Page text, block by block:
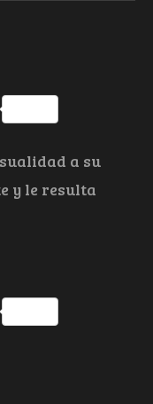
a su
y le resulta